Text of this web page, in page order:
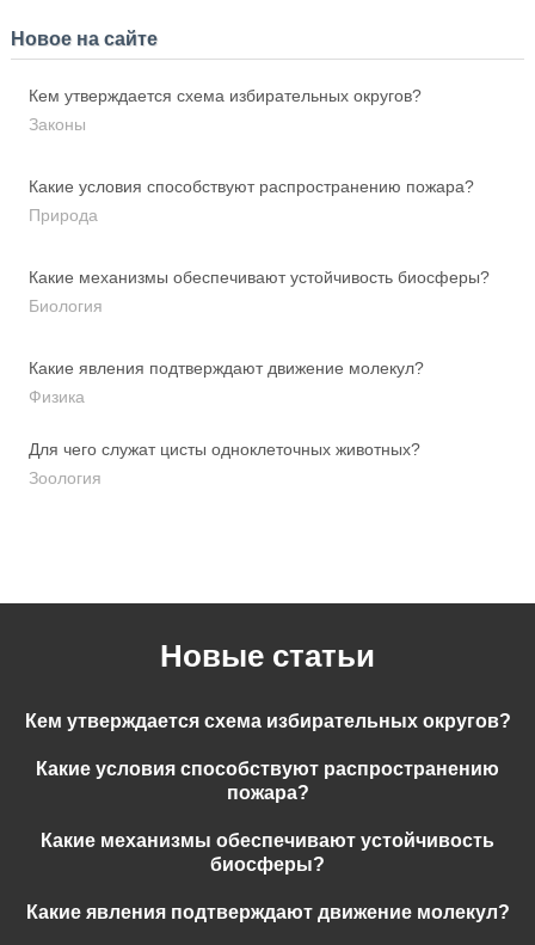
Новое на сайте
Кем утверждается схема избирательных округов?
Законы
Какие условия способствуют распространению пожара?
Природа
Какие механизмы обеспечивают устойчивость биосферы?
Биология
Какие явления подтверждают движение молекул?
Физика
Для чего служат цисты одноклеточных животных?
Зоология
Новые статьи
Кем утверждается схема избирательных округов?
Какие условия способствуют распространению
пожара?
Какие механизмы обеспечивают устойчивость
биосферы?
Какие явления подтверждают движение молекул?